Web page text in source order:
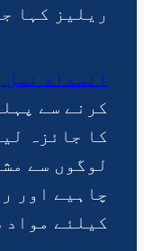
ریلیز کہا
انسداد
کرنے سے
کا جائزہ
لوگوں سے
چاہیے اور
کیلئے مواد